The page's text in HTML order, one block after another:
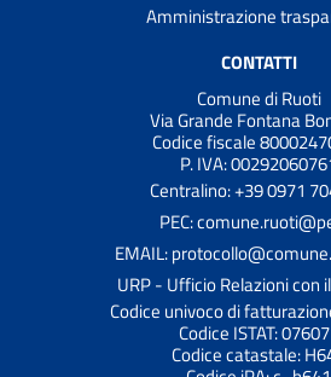
Amministrazione
CONTATTI
Comune di Ruoti
Via Grande Fontana
Codice fiscale
P. IVA:
Centralino: +39 0971
PEC:
EMAIL:
URP - Ufficio Relazioni con
Codice univoco di
Codice ISTAT:
Codice catastale: